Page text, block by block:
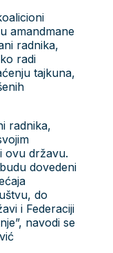
amandmane
radnika,
radi
tajkuna,
radnika,
ovu državu.
dovedeni
do
i Federaciji
navodi se